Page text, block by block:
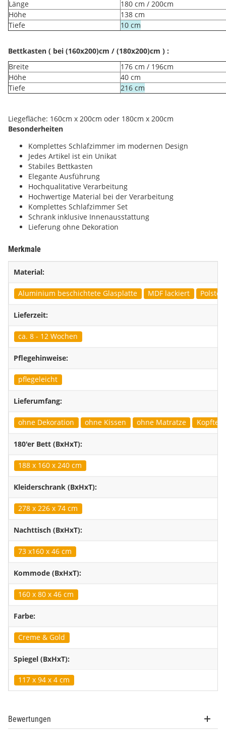
Länge
180 cm / 200cm
Höhe
138 cm
Tiefe
10 cm
Bettkasten ( bei (160x200)cm / (180x200)cm ) :
Breite
176 cm / 196cm
Höhe
40 cm
Tiefe
216 cm
Liegefläche: 160cm x 200cm oder 180cm x 200cm
Besonderheiten
Komplettes Schlafzimmer im modernen Design
Jedes Artikel ist ein Unikat
Stabiles Bettkasten
Elegante Ausführung
Hochqualitative Verarbeitung
Hochwertige Material bei der Verarbeitung
Komplettes Schlafzimmer Set
Schrank inklusive Innenausstattung
Lieferung ohne Dekoration
Merkmale
Material:
Aluminium beschichtete Glasplatte MDF lackiert Polster
Lieferzeit:
ca. 8 - 12 Wochen
Pflegehinweise:
pflegeleicht
Lieferumfang:
ohne Dekoration ohne Kissen ohne Matratze Kopfteil
180'er Bett (BxHxT):
188 x 160 x 240 cm
Kleiderschrank (BxHxT):
278 x 226 x 74 cm
Nachttisch (BxHxT):
73 x160 x 46 cm
Kommode (BxHxT):
160 x 80 x 46 cm
Farbe:
Creme & Gold
Spiegel (BxHxT):
117 x 94 x 4 cm
Bewertungen